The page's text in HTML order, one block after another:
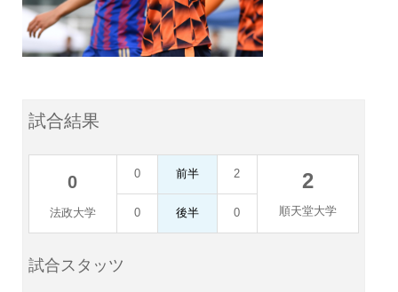
試合結果
0
法政大学
0 前半 2 2
順天堂大学
0 後半 0
試合スタッツ